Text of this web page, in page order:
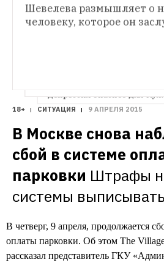
депрессия опаснее для
женщин, что делать в
атаки и в чём причина
и прочим социальным
узнать о себе правду и
Шевелева размышляет о
человеку, которое он
18+ СИТУАЦИЯ 9 АПРЕЛЯ 2015
В Москве снова
сбой в системе
парковки Штрафы
системы
В четверг, 9 апреля, продолжается
оплаты парковки. Об этом The
рассказал представитель ГКУ